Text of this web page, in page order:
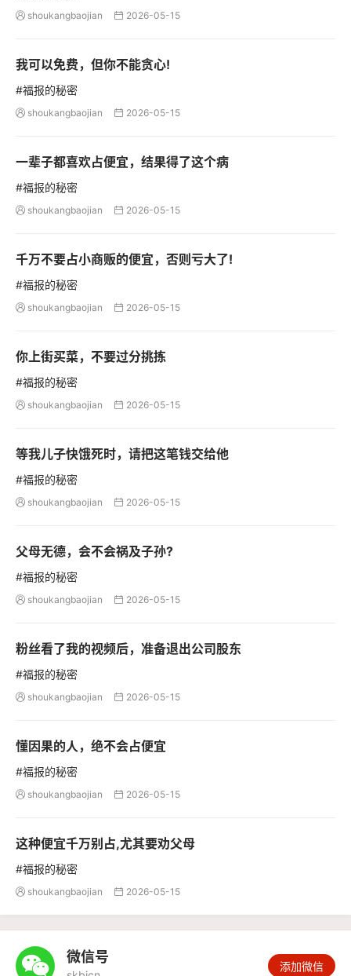
 shoukangbaojian  2026-05-15
我可以免费，但你不能贪心!
#福报的秘密
 shoukangbaojian  2026-05-15
一辈子都喜欢占便宜，结果得了这个病
#福报的秘密
 shoukangbaojian  2026-05-15
千万不要占小商贩的便宜，否则亏大了!
#福报的秘密
 shoukangbaojian  2026-05-15
你上街买菜，不要过分挑拣
#福报的秘密
 shoukangbaojian  2026-05-15
等我儿子快饿死时，请把这笔钱交给他
#福报的秘密
 shoukangbaojian  2026-05-15
父母无德，会不会祸及子孙?
#福报的秘密
 shoukangbaojian  2026-05-15
粉丝看了我的视频后，准备退出公司股东
#福报的秘密
 shoukangbaojian  2026-05-15
懂因果的人，绝不会占便宜
#福报的秘密
 shoukangbaojian  2026-05-15
这种便宜千万别占,尤其要劝父母
#福报的秘密
 shoukangbaojian  2026-05-15
 微信号
添加微信